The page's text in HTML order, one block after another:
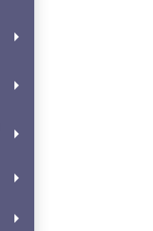
arrow_right
arrow_right
arrow_right
arrow_right
arrow_right